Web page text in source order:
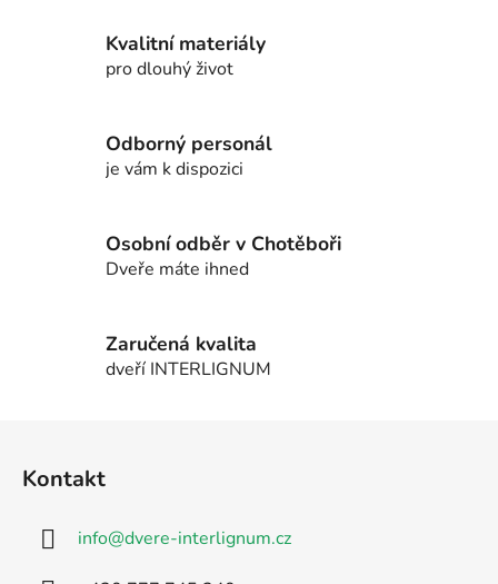
c
í
v
k
ý
p
i
n
í
Kvalitní materiály
pro dlouhý život
Odborný personál
je vám k dispozici
Osobní odběr v Chotěboři
Dveře máte ihned
Zaručená kvalita
dveří INTERLIGNUM
Kontakt
info@dvere-interlignum.cz